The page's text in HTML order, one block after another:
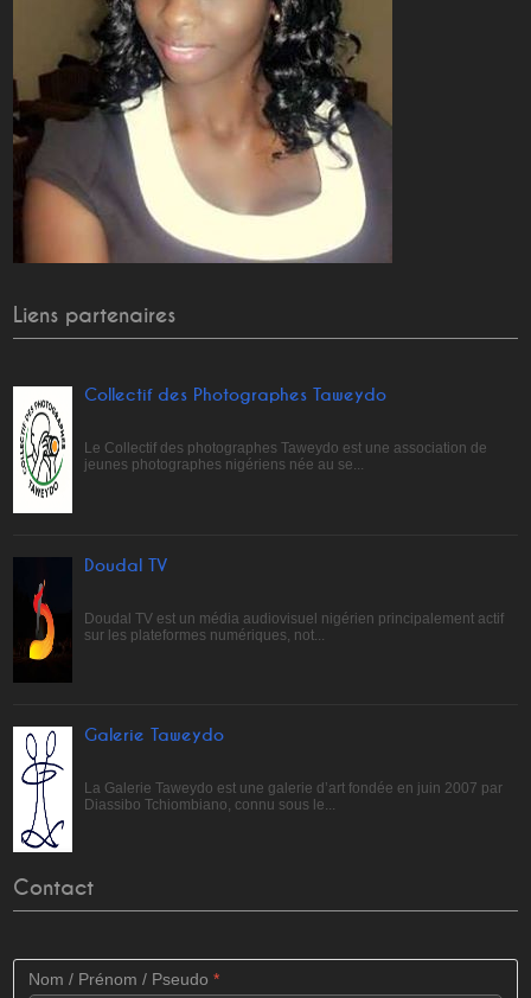
Liens partenaires
Collectif des Photographes Taweydo
Le Collectif des photographes Taweydo est une association de
jeunes photographes nigériens née au se...
Doudal TV
Doudal TV est un média audiovisuel nigérien principalement actif
sur les plateformes numériques, not...
Galerie Taweydo
La Galerie Taweydo est une galerie d’art fondée en juin 2007 par
Diassibo Tchiombiano, connu sous le...
Contact
Nom / Prénom / Pseudo*